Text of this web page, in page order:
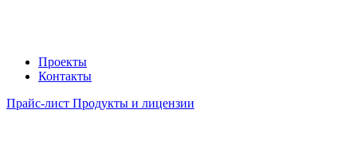
Проекты
Контакты
Прайс-лист Продукты и лицензии